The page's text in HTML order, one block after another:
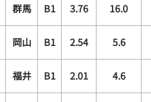
群馬 B1 3.76 16.0
岡山 B1 2.54 5.6
福井 B1 2.01 4.6